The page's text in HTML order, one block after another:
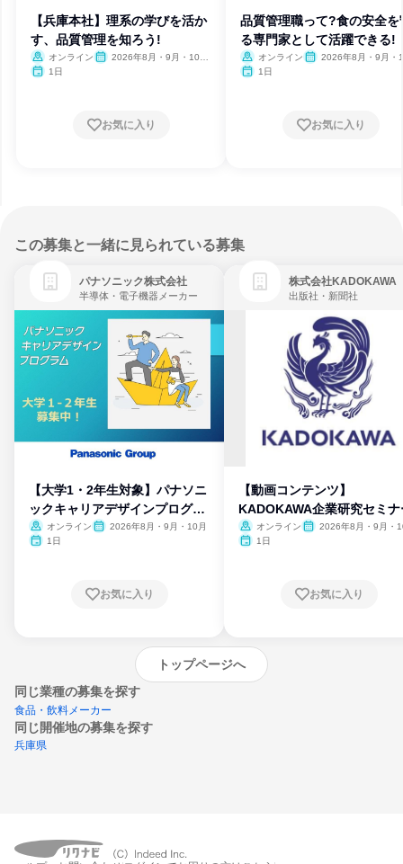
【兵庫本社】理系の学びを活か
す、品質管理を知ろう!
オンライン
2026年8月・9月・10
1日
お気に入り
品質管理職って?食の安全を
る専門家として活躍できる!
オンライン
2026年8月・9月・
1日
お気に入り
この募集と一緒に見られている募集
パナソニック株式会社
半導体・電子機器メーカー
【大学1・2年生対象】パナソニ
ックキャリアデザインプログラ
ム
オンライン
2026年8月・9月・10月
1日
お気に入り
株式会社KADOKAWA
出版社・新聞社
【動画コンテンツ】
KADOKAWA企業研究セミナ
オンライン
2026年8月・9月・
1日
お気に入り
トップページへ
同じ業種の募集を探す
食品・飲料メーカー
同じ開催地の募集を探す
兵庫県
エントリーするとプログラムの詳細案内を